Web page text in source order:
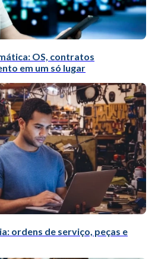
OS, contratos
em um só lugar
ordens de serviço, peças e